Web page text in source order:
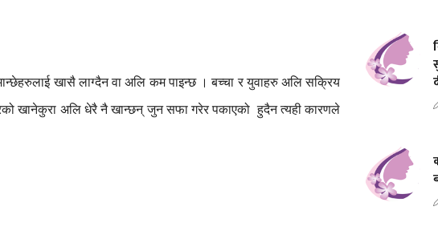
खासैलाग्दैनवाअलि कमपाइन्छ । बच्चा रयुवाहरुअलिसक्रिय
खानेकुरा अलिधेरैनैखान्छन्जुनसफागरेरपकाएको हुदैनत्यहीकारणले